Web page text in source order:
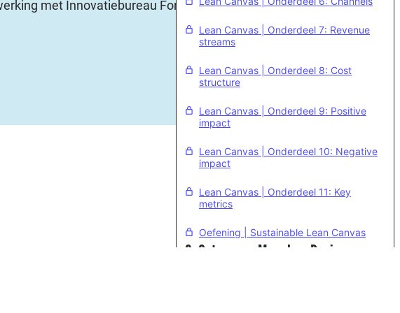
Lean Canvas | Onderdeel 7: Revenue
streams
Lean Canvas | Onderdeel 8: Cost
structure
Lean Canvas | Onderdeel 9: Positive
impact
Lean Canvas | Onderdeel 10: Negative
impact
Lean Canvas | Onderdeel 11: Key
metrics
Oefening | Sustainable Lean Canvas
3. Ontwerpen Meerdere Business
met Innovatiebureau Forty